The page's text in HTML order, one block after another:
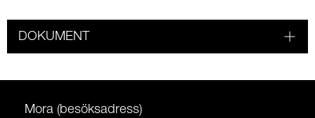
DOKUMENT
Mora (besöksadress)